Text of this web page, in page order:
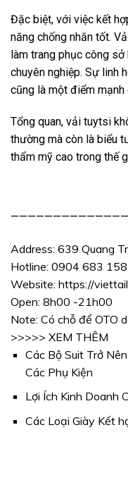
Đặc biệt, với việc kết
năng chống nhăn tốt.
làm trang phục công
chuyên nghiệp. Sự linh
cũng là một điểm mạnh
Tổng quan, vải tuytsi
thường mà còn là biểu
thẩm mỹ cao trong thế
Address: 639 Quang
Hotline: 0904 683
Website: https://
Open: 8h00 -21h00
Note: Có chỗ để OTO
>>>>> XEM THÊM
Các Bộ Suit Trở
Các Phụ Kiện
Lợi Ích Kinh Doanh
Các Loại Giày Kết